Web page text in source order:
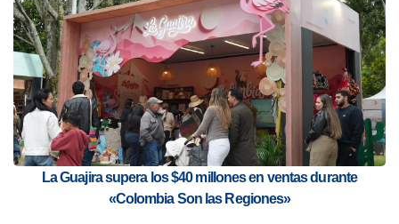
La Guajira supera los $40 millones en ventas durante
«Colombia Son las Regiones»